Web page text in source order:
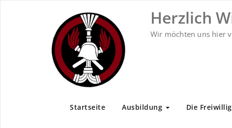
Herzlich
Wir möchten uns hier
Startseite Ausbildung Die